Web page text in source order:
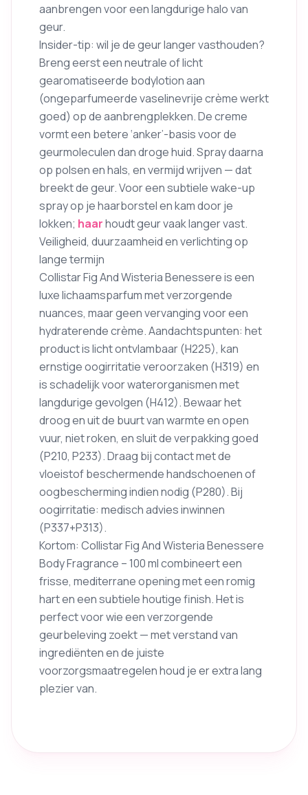
aanbrengen voor een langdurige halo van
geur.
Insider-tip: wil je de geur langer vasthouden?
Breng eerst een neutrale of licht
gearomatiseerde bodylotion aan
(ongeparfumeerde vaselinevrije crème werkt
goed) op de aanbrengplekken. De creme
vormt een betere ‘anker’-basis voor de
geurmoleculen dan droge huid. Spray daarna
op polsen en hals, en vermijd wrijven — dat
breekt de geur. Voor een subtiele wake-up
spray op je haarborstel en kam door je
lokken; haarhoudt geur vaak langer vast.
Veiligheid, duurzaamheid en verlichting op
lange termijn
Collistar Fig And Wisteria Benessere is een
luxe lichaamsparfum met verzorgende
nuances, maar geen vervanging voor een
hydraterende crème. Aandachtspunten: het
product is licht ontvlambaar (H225), kan
ernstige oogirritatie veroorzaken (H319) en
is schadelijk voor waterorganismen met
langdurige gevolgen (H412). Bewaar het
droog en uit de buurt van warmte en open
vuur, niet roken, en sluit de verpakking goed
(P210, P233). Draag bij contact met de
vloeistof beschermende handschoenen of
oogbescherming indien nodig (P280). Bij
oogirritatie: medisch advies inwinnen
(P337+P313).
Kortom: Collistar Fig And Wisteria Benessere
Body Fragrance – 100 ml combineert een
frisse, mediterrane opening met een romig
hart en een subtiele houtige finish. Het is
perfect voor wie een verzorgende
geurbeleving zoekt — met verstand van
ingrediënten en de juiste
voorzorgsmaatregelen houd je er extra lang
plezier van.